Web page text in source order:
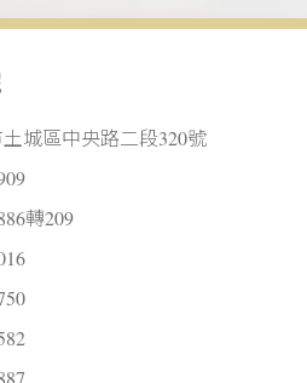
城區中央路二段320號
轉209